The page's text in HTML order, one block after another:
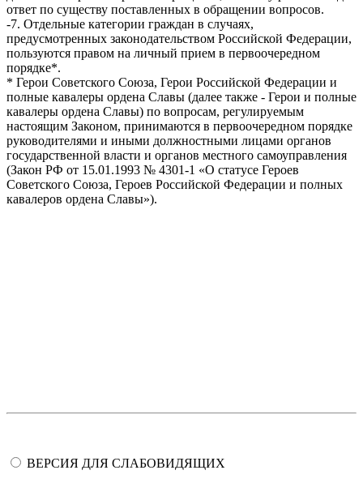
ответ по существу поставленных в обращении вопросов.
-7. Отдельные категории граждан в случаях,
предусмотренных законодательством Российской Федерации,
пользуются правом на личный прием в первоочередном
порядке*.
* Герои Советского Союза, Герои Российской Федерации и
полные кавалеры ордена Славы (далее также - Герои и полные
кавалеры ордена Славы) по вопросам, регулируемым
настоящим Законом, принимаются в первоочередном порядке
руководителями и иными должностными лицами органов
государственной власти и органов местного самоуправления
(Закон РФ от 15.01.1993 № 4301-1 «О статусе Героев
Советского Союза, Героев Российской Федерации и полных
кавалеров ордена Славы»).
ВЕРСИЯ ДЛЯ СЛАБОВИДЯЩИХ